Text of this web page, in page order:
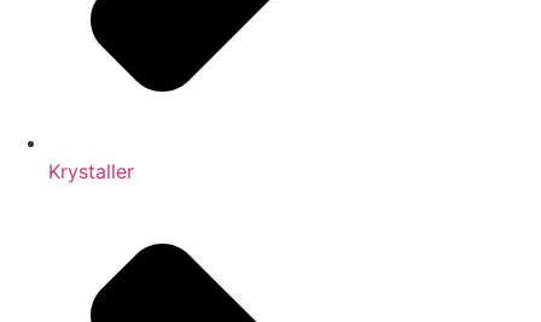
Krystaller